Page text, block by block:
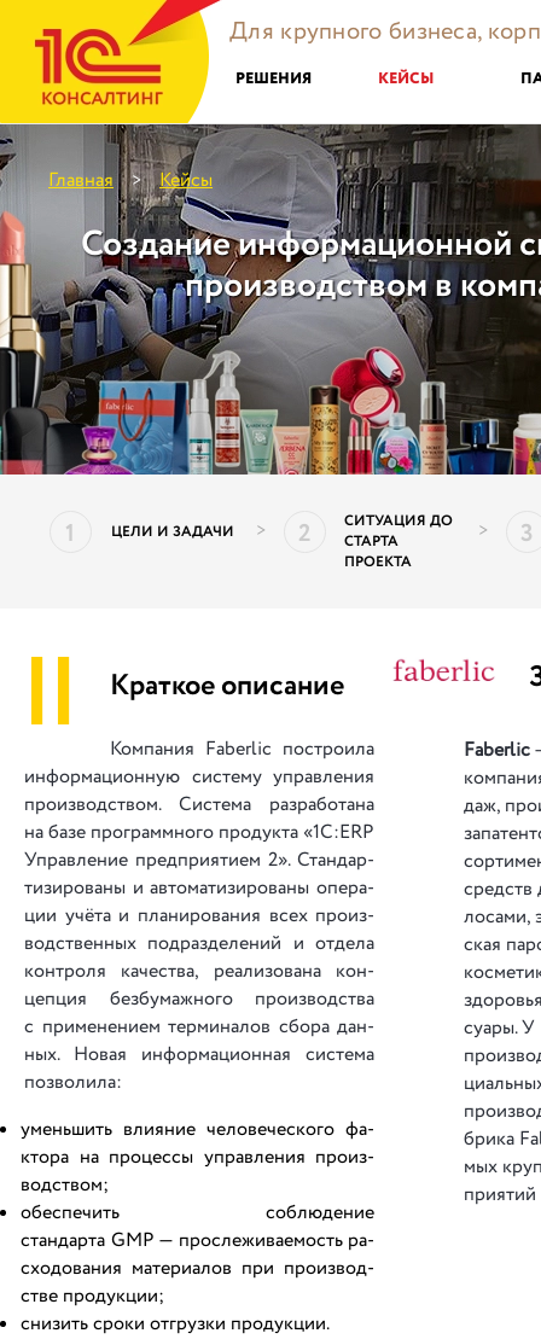
Для крупного бизнеса,
РЕШЕНИЯ КЕЙСЫ
Главная > Кейсы
Создание информационной
производством в
1 ЦЕЛИ И ЗАДАЧИ > 2
СИТУАЦИЯ ДО
СТАРТА
ПРОЕКТА
> 3
|| Краткое описание
Компания Faberlic построила
ин­фор­ма­ци­он­ную си­сте­му упра­вле­ния
про­из­вод­ством. Си­сте­ма ра­зра­бо­та­на
на ба­зе про­грам­мно­го про­дук­та «1С:ERP
Упра­вле­ние пред­при­я­ти­ем 2». Стан­дар­
ти­зи­ро­ва­ны и ав­то­ма­ти­зи­ро­ва­ны опе­ра­
ции учё­та и пла­ни­ро­ва­ния всех про­из­
вод­ствен­ных под­ра­зде­ле­ний и от­де­ла
кон­тро­ля ка­чес­тва, ре­а­ли­зо­ва­на кон­
цеп­ция без­бу­маж­но­го про­из­вод­ства
с при­ме­не­ни­ем тер­ми­на­лов сбо­ра дан­
ных. Но­вая ин­фор­ма­ци­он­ная си­сте­ма
по­зво­ли­ла:
уменьшить влияние человеческого фа­
кто­ра на про­цес­сы упра­вле­ния про­из­
вод­ством;
обеспечить соблюдение
стандарта GMP — про­сле­жи­ва­е­мость ра­
схо­до­ва­ния ма­те­ри­а­лов при про­из­вод­
стве про­дук­ции;
снизить сроки отгрузки про­дук­ции.
Faberlic
даж,
ло­са­ми,
ская
су­а­ры.
бри­ка
мых